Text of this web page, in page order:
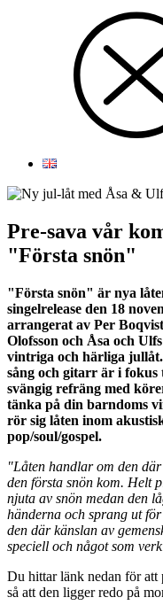
Pre-sava vår
"Första snön"
"Första snön" är nya
singelrelease den 18
arrangerat av Per
Olofsson och Åsa och
vintriga och härliga
sång och gitarr är i
svängig refräng med
tänka på din barndoms
rör sig låten inom
pop/soul/gospel.
"Låten handlar om den
den första snön kom. Helt
njuta av snön medan den
händerna och sprang ut
den där känslan av
speciell och något som
Du hittar länk nedan för att
så att den ligger redo på